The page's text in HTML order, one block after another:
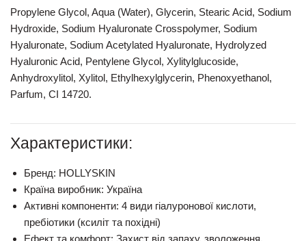
Propylene Glycol, Aqua (Water), Glycerin, Stearic Acid, Sodium
Hydroxide, Sodium Hyaluronate Crosspolymer, Sodium
Hyaluronate, Sodium Acetylated Hyaluronate, Hydrolyzed
Hyaluronic Acid, Pentylene Glycol, Xylitylglucoside,
Anhydroxylitol, Xylitol, Ethylhexylglycerin, Phenoxyethanol,
Parfum, CI 14720.
Характеристики:
Бренд: HOLLYSKIN
Країна виробник: Україна
Активні компоненти: 4 види гіалуронової кислоти,
пребіотики (ксиліт та похідні)
Ефект та комфорт: Захист від запаху, зволоження,